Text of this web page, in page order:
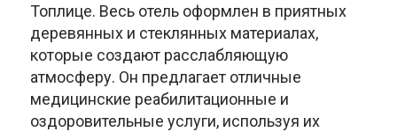
Топлице. Весь отель оформлен в приятных
деревянных и стеклянных материалах,
которые создают расслабляющую
атмосферу. Он предлагает отличные
медицинские реабилитационные и
оздоровительные услуги, используя их